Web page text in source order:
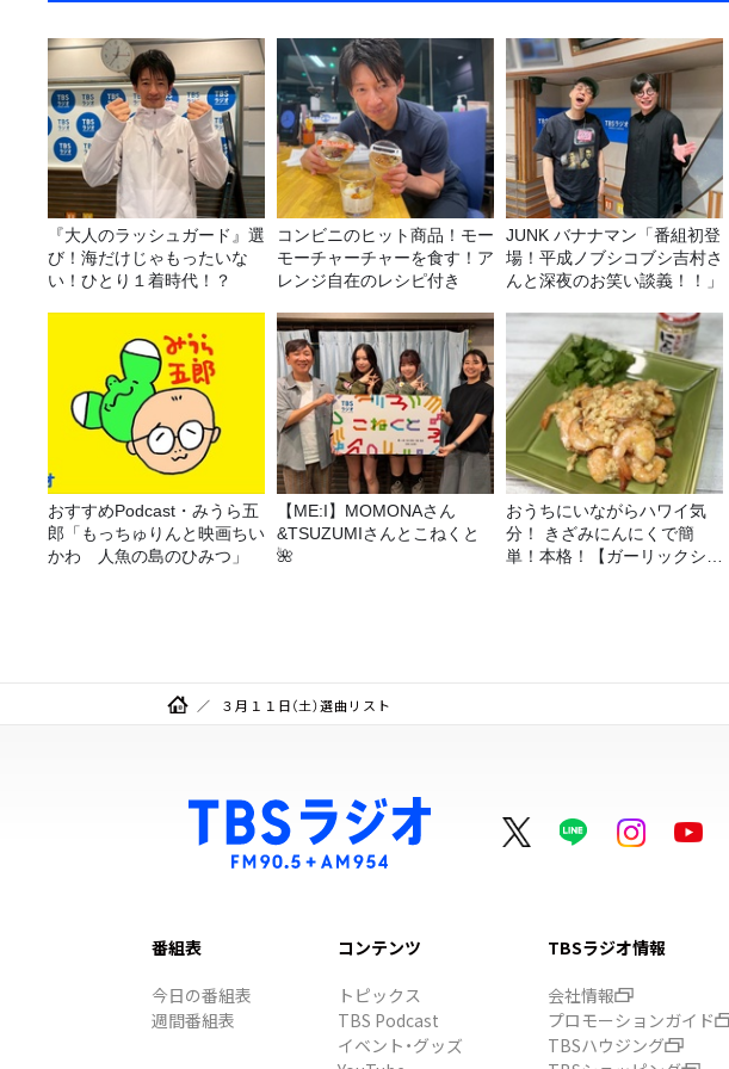
『大人のラッシュガード』選
び！海だけじゃもったいな
い！ひとり１着時代！？
コンビニのヒット商品！モー
モーチャーチャーを食す！ア
レンジ自在のレシピ付き
JUNK バナナマン「番組初登
場！平成ノブシコブシ吉村さ
んと深夜のお笑い談義！！」
おすすめPodcast・みうら五
郎「もっちゅりんと映画ちい
かわ 人魚の島のひみつ」
【ME:I】MOMONAさん
&TSUZUMIさんとこねくと
🌺
おうちにいながらハワイ気
分！ きざみにんにくで簡
単！本格！【ガーリックシュ
３月１１日（土）選曲リスト
番組表
今日の番組表
週間番組表
コンテンツ
トピックス
TBS Podcast
イベント・グッズ
TBSラジオ情報
会社情報
プロモーションガイド
TBSハウジング